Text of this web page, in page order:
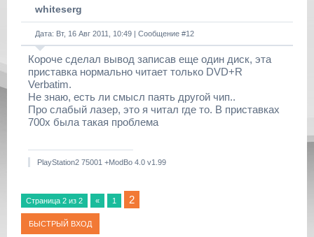
whiteserg
Дата: Вт, 16 Авг 2011, 10:49 | Сообщение #12
Короче сделал вывод записав еще один диск, эта
приставка нормально читает только DVD+R
Verbatim.
Не знаю, есть ли смысл паять другой чип..
Про слабый лазер, это я читал где то. В приставках
700х была такая проблема
PlayStation2 75001 +ModBo 4.0 v1.99
Страница 2 из 2 « 1 2